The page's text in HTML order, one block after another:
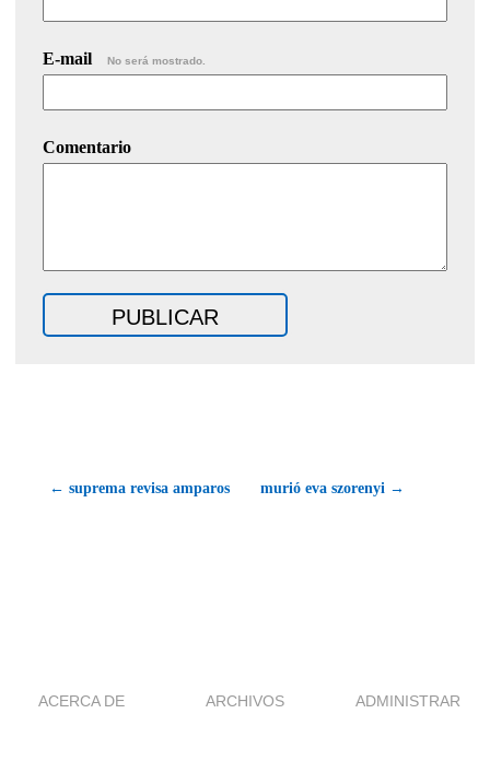
E-mail No será mostrado.
Comentario
← suprema revisa amparos murió eva szorenyi →
ACERCA DE ARCHIVOS ADMINISTRAR